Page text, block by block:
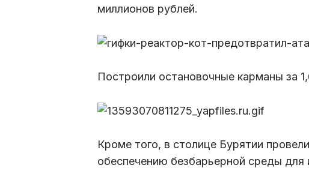
миллионов рублей.
Построили остановочные карманы за
Кроме того, в столице Бурятии
обеспечению безбарьерной среды